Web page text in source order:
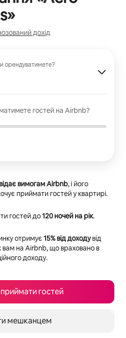
»
дохід
орендуватимете?
гостей на Airbnb?
вимогам Airbnb, і його
приймати гостей у квартирі.
гостей до120 ночей на рік.
отримує 15% від доходувід
вам на Airbnb, що враховано в
доходу.
гостей
мешканцем